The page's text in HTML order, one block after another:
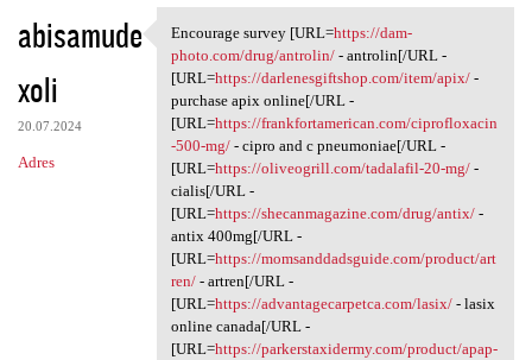
K
o
m
e
n
abisamude
xoli
20.07.2024
Adres
Encourage survey [URL=https:/
Encourage survey [URL=https://dam-
photo.com/drug/antrolin/- antrolin[/URL -
[URL=https://darlenesgiftshop.com/item/apix/-
purchase apix online[/URL -
[URL=https://frankfortamerican.com/ciprofloxacin
-500-mg/- cipro and c pneumoniae[/URL -
[URL=https://oliveogrill.com/tadalafil-20-mg/-
cialis[/URL -
[URL=https://shecanmagazine.com/drug/antix/-
antix 400mg[/URL -
[URL=https://momsanddadsguide.com/product/art
ren/- artren[/URL -
[URL=https://advantagecarpetca.com/lasix/- lasix
online canada[/URL -
[URL=https://parkerstaxidermy.com/product/apap-